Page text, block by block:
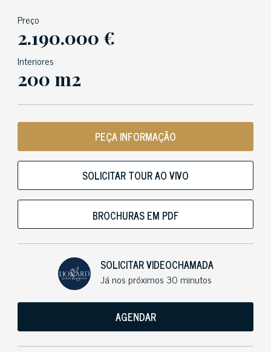
Preço
2.190.000 €
Interiores
200 m2
PEÇA INFORMAÇÃO
SOLICITAR TOUR AO VIVO
BROCHURAS EM PDF
SOLICITAR VIDEOCHAMADA
Já nos próximos 30 minutos
AGENDAR